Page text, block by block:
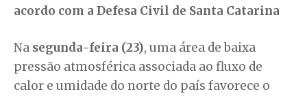
acordo com a Defesa Civil de Santa Catarina
Na segunda-feira (23), uma área de baixa
pressão atmosférica associada ao fluxo de
calor e umidade do norte do país favorece o